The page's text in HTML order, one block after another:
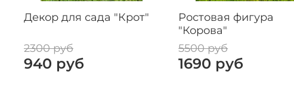
Декор для сада "Крот"
2300 руб
940 руб
Ростовая фигура
"Корова"
5500 руб
1690 руб